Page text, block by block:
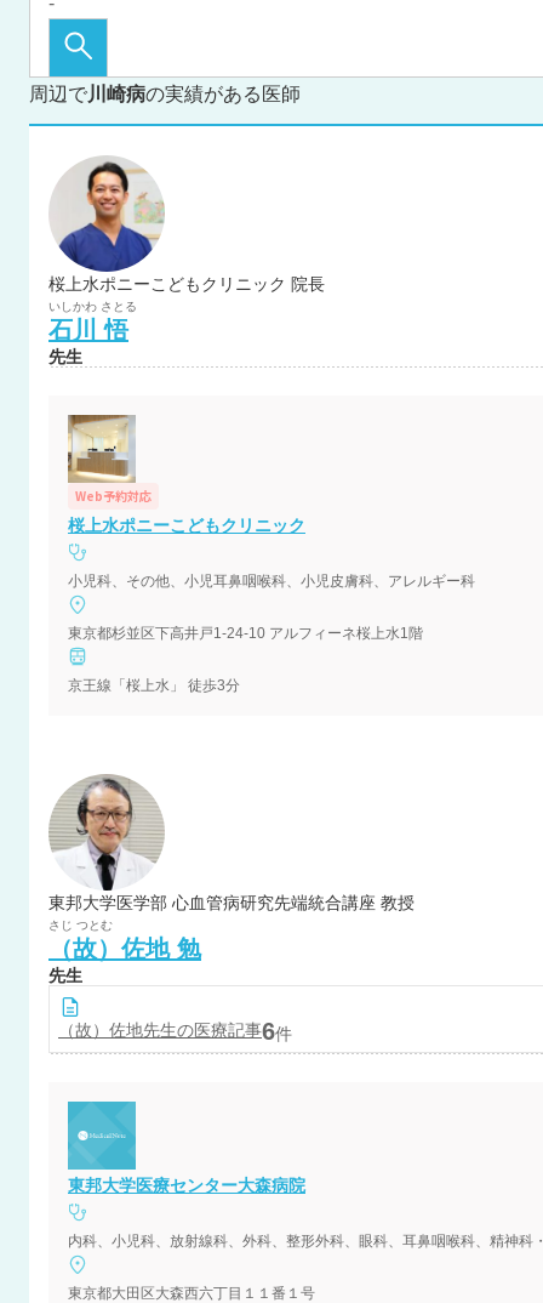
周辺で川崎病の実績がある医師
桜上水ポニーこどもクリニック 院長
いしかわ さとる
石川 悟
先生
Web予約対応
桜上水ポニーこどもクリニック
小児科、その他、小児耳鼻咽喉科、小児皮膚科、アレルギー科
東京都杉並区下高井戸1-24-10 アルフィーネ桜上水1階
京王線「桜上水」 徒歩3分
東邦大学医学部 心血管病研究先端統合講座 教授
さじ つとむ
（故）佐地 勉
先生
（故）佐地先生の医療記事6件
東邦大学医療センター大森病院
東京都大田区大森西六丁目１１番１号